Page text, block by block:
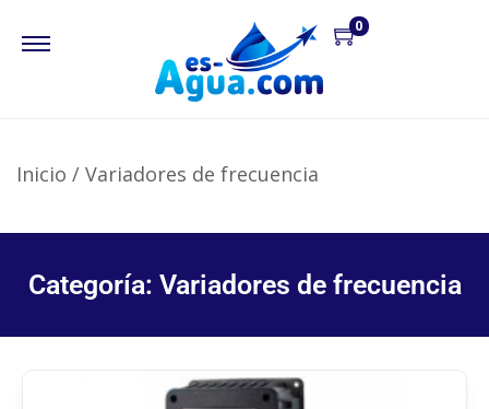
0
Inicio / Variadores de frecuencia
Categoría: Variadores de frecuencia